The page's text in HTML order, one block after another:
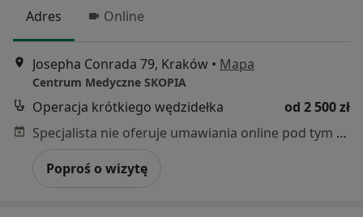
Adres Online
Josepha Conrada 79, Kraków • Mapa
Centrum Medyczne SKOPIA
Operacja krótkiego wędzidełka
od 2 500 zł
Specjalista nie oferuje umawiania online pod tym adresem.
Poproś o wizytę